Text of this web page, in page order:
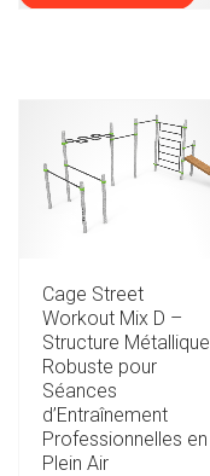
Cage Street
Workout Mix D –
Structure Métallique
Robuste pour
Séances
d’Entraînement
Professionnelles en
Plein Air